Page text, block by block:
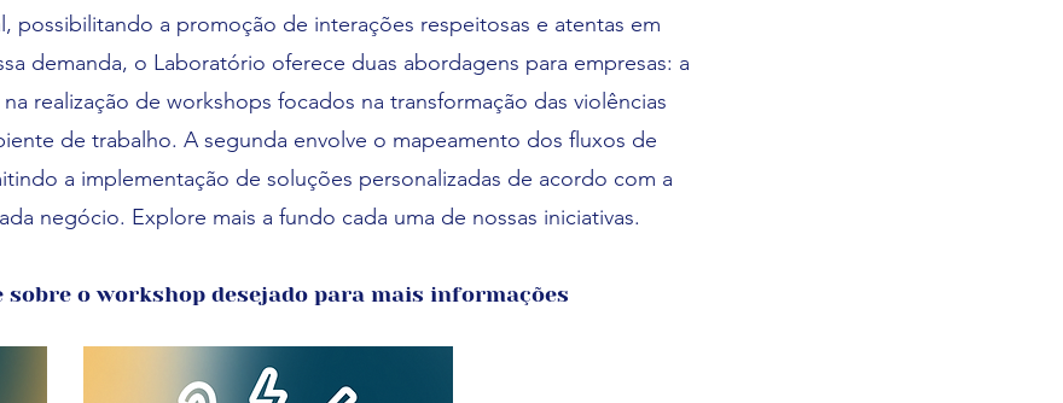
possibilitando a promoção de interações respeitosas e atentas em
demanda, o Laboratório oferece duas abordagens para empresas: a
realização de workshops focados na transformação das violências
de trabalho. A segunda envolve o mapeamento dos fluxos de
a implementação de soluções personalizadas de acordo com a
negócio. Explore mais a fundo cada uma de nossas iniciativas.
sobre o workshop desejado para mais informações